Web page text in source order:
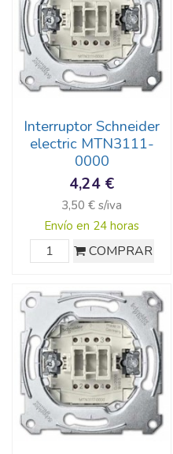
Interruptor Schneider
electric MTN3111-
0000
4,24 €
3,50 € s/iva
Envío en 24 horas
COMPRAR